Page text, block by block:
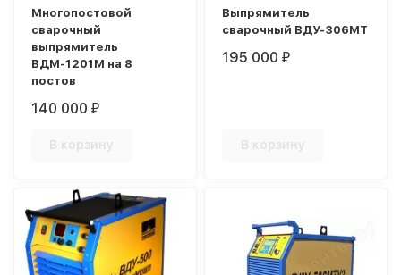
Многопостовой
сварочный
выпрямитель
ВДМ-1201М на 8
постов
140 000₽
В корзину
Выпрямитель
сварочный ВДУ-306МТ
195 000₽
В корзину